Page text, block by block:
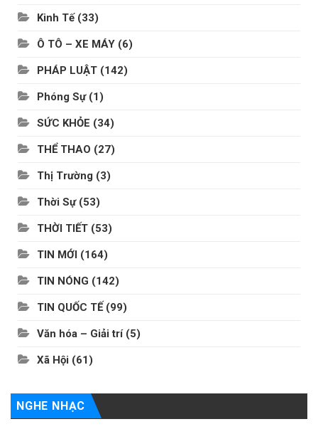
Kinh Tế (33)
Ô TÔ – XE MÁY (6)
PHÁP LUẬT (142)
Phóng Sự(1)
SỨC KHỎE (34)
THỂ THAO (27)
Thị Trường (3)
Thời Sự(53)
THỜI TIẾT (53)
TIN MỚI (164)
TIN NÓNG (142)
TIN QUỐC TẾ (99)
Văn hóa – Giải trí(5)
Xã Hội (61)
NGHE NHẠC